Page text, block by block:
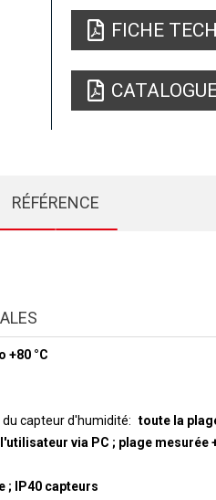
FICHE
RÉFÉRENCE
+80 °C
capteur d'humidité
toute la
via PC ; plage mesurée
; IP40 capteurs